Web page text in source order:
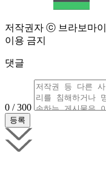
저작권자 ⓒ 브라보마
이용 금지
댓글
0 / 300